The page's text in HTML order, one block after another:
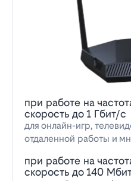
при работе на
скорость до 1 Гбит/с
для онлайн-игр,
отдаленной работы и
при работе на
скорость до 140